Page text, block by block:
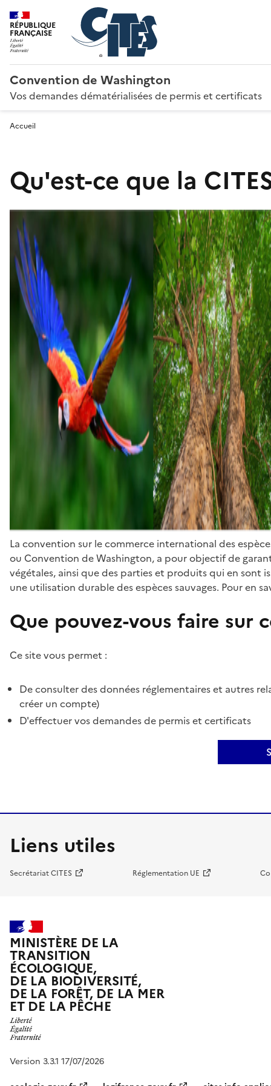
RÉPUBLIQUE
FRANÇAISE
Convention de Washington
Vos demandes dématérialisées de permis et certificats
Accueil
Qu'est-ce que la
La convention sur le commerce international des
ou Convention de Washington, a pour objectif de
végétales, ainsi que des parties et produits qui en sont
une utilisation durable des espèces sauvages. Pour en
Que pouvez-vous faire sur
Ce site vous permet :
De consulter des données réglementaires et autres
créer un compte)
D'effectuer vos demandes de permis et certificats
Liens utiles
Secrétariat CITES Réglementation UE
MINISTÈRE DE LA
TRANSITION
ÉCOLOGIQUE,
DE LA BIODIVERSITÉ,
DE LA FORÊT, DE LA MER
ET DE LA PÊCHE
Version 3.3.1 17/07/2026